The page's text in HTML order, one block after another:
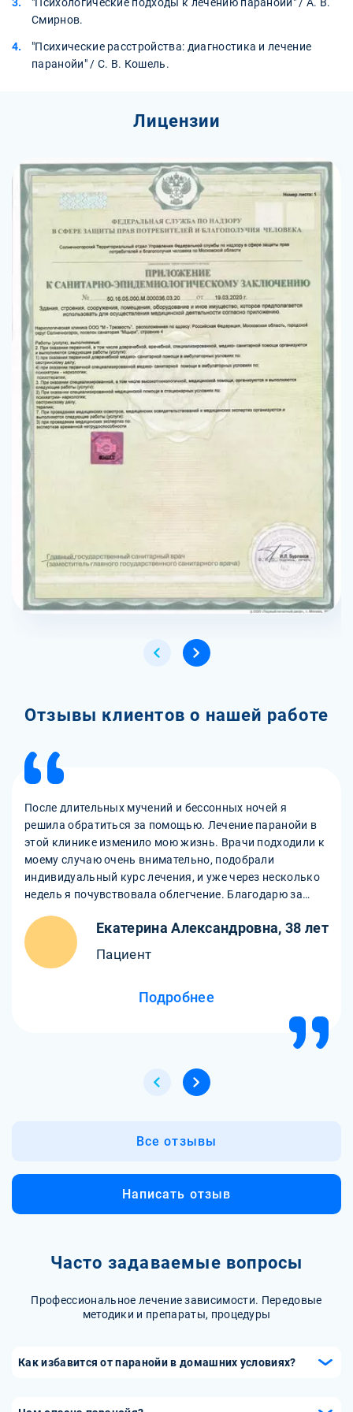
Смирнов.
"Психические расстройства: диагностика и лечение
паранойи" / С. В. Кошель.
Лицензии
Отзывы клиентов о нашей работе
После длительных мучений и бессонных ночей я
решила обратиться за помощью. Лечение паранойи в
этой клинике изменило мою жизнь. Врачи подходили к
моему случаю очень внимательно, подобрали
индивидуальный курс лечения, и уже через несколько
недель я почувствовала облегчение. Благодарю за
Екатерина Александровна, 38 лет
Пациент
Подробнее
Все отзывы
Написать отзыв
Часто задаваемые вопросы
Профессиональное лечение зависимости. Передовые
методики и препараты, процедуры
Как избавится от паранойи в домашних условиях?
справиться с легкими формами паранойи: 1.